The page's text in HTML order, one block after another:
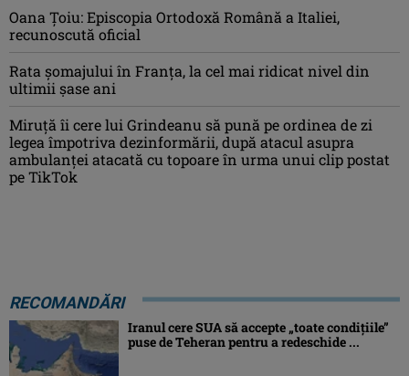
Oana Ţoiu: Episcopia Ortodoxă Română a Italiei,
recunoscută oficial
Rata şomajului în Franța, la cel mai ridicat nivel din
ultimii şase ani
Miruţă îi cere lui Grindeanu să pună pe ordinea de zi
legea împotriva dezinformării, după atacul asupra
ambulanței atacată cu topoare în urma unui clip postat
pe TikTok
RECOMANDĂRI
Iranul cere SUA să accepte „toate condiţiile”
puse de Teheran pentru a redeschide ...